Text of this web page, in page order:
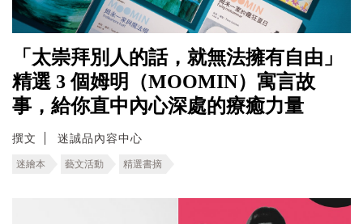
「太崇拜別人的話，就無法擁有自由」
精選 3 個姆明（MOOMIN）寓言故
事，給你直中內心深處的療癒力量
撰文 迷誠品內容中心
迷繪本 藝文活動 精選書摘